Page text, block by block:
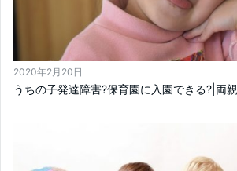
2020年2月20日
うちの子発達障害?保育園に入園できる?|両